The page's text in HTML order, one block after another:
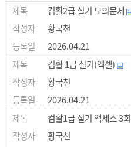
컴활2급 실기 모의문제
황국천
2026.04.21
컴활 1급 실기(엑셀)
황국천
2026.04.21
컴활1급 실기 액세스 3회
황국천